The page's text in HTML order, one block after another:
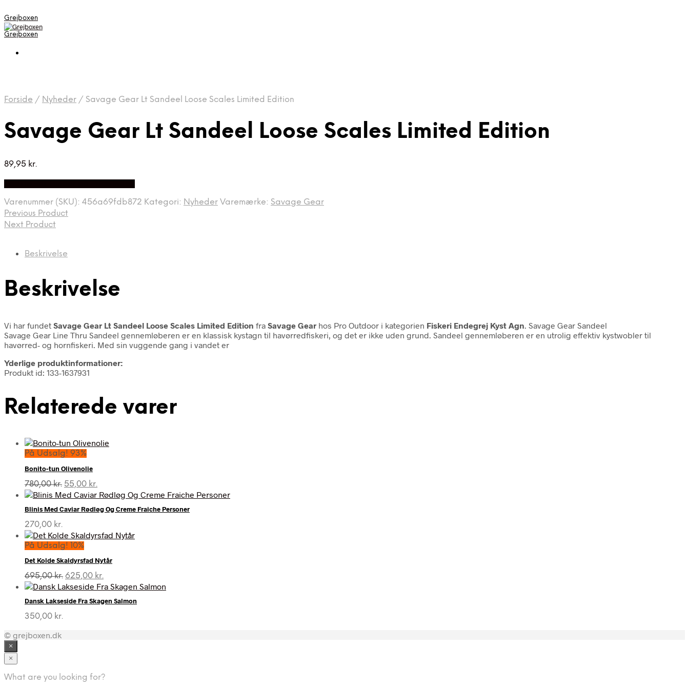
Grejboxen
Grejboxen
Forside / Nyheder / Savage Gear Lt Sandeel Loose Scales Limited Edition
Savage Gear Lt Sandeel Loose Scales Limited Edition
89,95 kr.
Varenummer (SKU): 456a69fdb872 Kategori: Nyheder Varemærke: Savage Gear
Previous Product
Next Product
Beskrivelse
Beskrivelse
Vi har fundet Savage Gear Lt Sandeel Loose Scales Limited Edition fra Savage Gear hos Pro Outdoor i kategorien Fiskeri Endegrej Kyst Agn . Savage Gear Sandeel
Savage Gear Line Thru Sandeel gennemløberen er en klassisk kystagn til havørredfiskeri, og det er ikke uden grund. Sandeel gennemløberen er en utrolig effektiv kystwobler til
havørred- og hornfiskeri. Med sin vuggende gang i vandet er
Yderlige produktinformationer:
Produkt id: 133-1637931
Relaterede varer
På Udsalg! 93%
Bonito-tun Olivenolie
780,00kr. Den
oprindelige
var:
55,00 kr.
aktuelle
er:
Blinis Med Caviar Rødløg Og Creme Fraiche Personer
270,00 kr.
På Udsalg! 10%
Det Kolde Skaldyrsfad Nytår
695,00kr. Den
oprindelige
var:
625,00 kr.
aktuelle
er:
Dansk Lakseside Fra Skagen Salmon
350,00 kr.
© grejboxen.dk
×
×
What are you looking for?